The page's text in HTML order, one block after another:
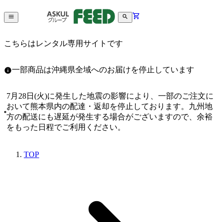
こちらはレンタル専用サイトです
一部商品は沖縄県全域へのお届けを停止しています
7月28日(火)に発生した地震の影響により、一部のご注文に
おいて熊本県内の配達・返却を停止しております。九州地
方の配送にも遅延が発生する場合がございますので、余裕
をもった日程でご利用ください。
TOP